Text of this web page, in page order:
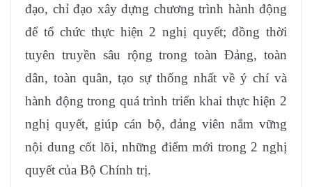
đạo, chỉ đạo xây dựng chương trình hành động
để tổ chức thực hiện 2 nghị quyết; đồng thời
tuyên truyền sâu rộng trong toàn Đảng, toàn
dân, toàn quân, tạo sự thống nhất về ý chí và
hành động trong quá trình triển khai thực hiện 2
nghị quyết, giúp cán bộ, đảng viên nắm vững
nội dung cốt lõi, những điểm mới trong 2 nghị
quyết của Bộ Chính trị.